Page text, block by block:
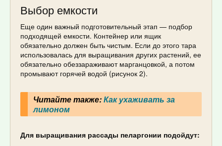
Выбор емкости
Еще один важный подготовительный этап — подбор
подходящей емкости. Контейнер или ящик
обязательно должен быть чистым. Если до этого тара
использовалась для выращивания других растений, ее
обязательно обеззараживают марганцовкой, а потом
промывают горячей водой (рисунок 2).
Читайте также:Как ухаживать за
лимоном
Для выращивания рассады пеларгонии подойдут: